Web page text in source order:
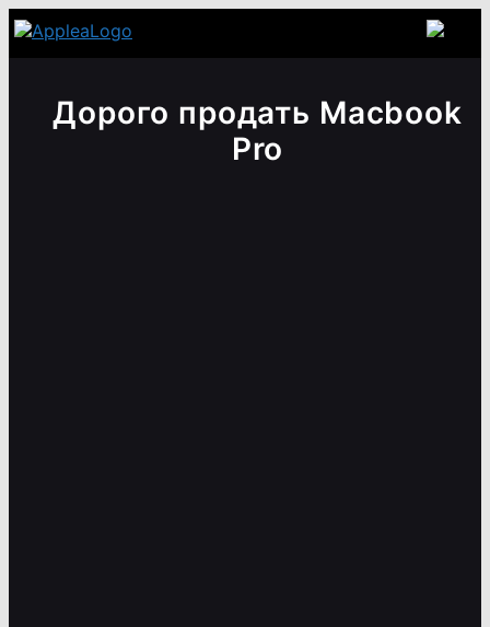
Дорого продать Macbook
Pro